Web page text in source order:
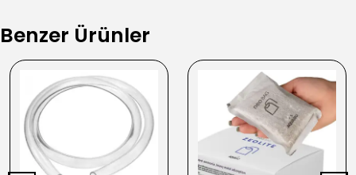
Benzer Ürünler